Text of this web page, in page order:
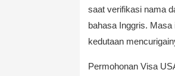
saat verifikasi nama
bahasa Inggris.
kedutaan
Permohonan Visa